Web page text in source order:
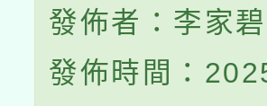
發佈者：李家碧
發佈時間：